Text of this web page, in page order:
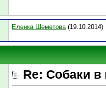
Еленка Шеметова(19.10.2014)
Re: Собаки в